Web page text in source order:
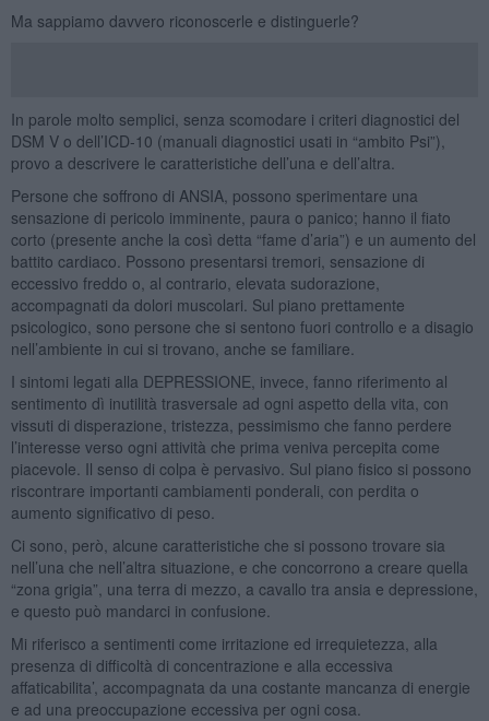
Ma sappiamo davvero riconoscerle e distinguerle?
In parole molto semplici, senza scomodare i criteri diagnostici del
DSM V o dell’ICD-10 (manuali diagnostici usati in “ambito Psi”),
provo a descrivere le caratteristiche dell’una e dell’altra.
Persone che soffrono di ANSIA, possono sperimentare una
sensazione di pericolo imminente, paura o panico; hanno il fiato
corto (presente anche la così detta “fame d’aria”) e un aumento del
battito cardiaco. Possono presentarsi tremori, sensazione di
eccessivo freddo o, al contrario, elevata sudorazione,
accompagnati da dolori muscolari. Sul piano prettamente
psicologico, sono persone che si sentono fuori controllo e a disagio
nell’ambiente in cui si trovano, anche se familiare.
I sintomi legati alla DEPRESSIONE, invece, fanno riferimento al
sentimento dì inutilità trasversale ad ogni aspetto della vita, con
vissuti di disperazione, tristezza, pessimismo che fanno perdere
l’interesse verso ogni attività che prima veniva percepita come
piacevole. Il senso di colpa è pervasivo. Sul piano fisico si possono
riscontrare importanti cambiamenti ponderali, con perdita o
aumento significativo di peso.
Ci sono, però, alcune caratteristiche che si possono trovare sia
nell’una che nell’altra situazione, e che concorrono a creare quella
“zona grigia”, una terra di mezzo, a cavallo tra ansia e depressione,
e questo può mandarci in confusione.
Mi riferisco a sentimenti come irritazione ed irrequietezza, alla
presenza di difficoltà di concentrazione e alla eccessiva
affaticabilita’, accompagnata da una costante mancanza di energie
e ad una preoccupazione eccessiva per ogni cosa.